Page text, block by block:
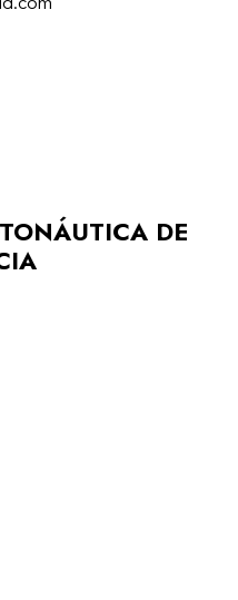
DE